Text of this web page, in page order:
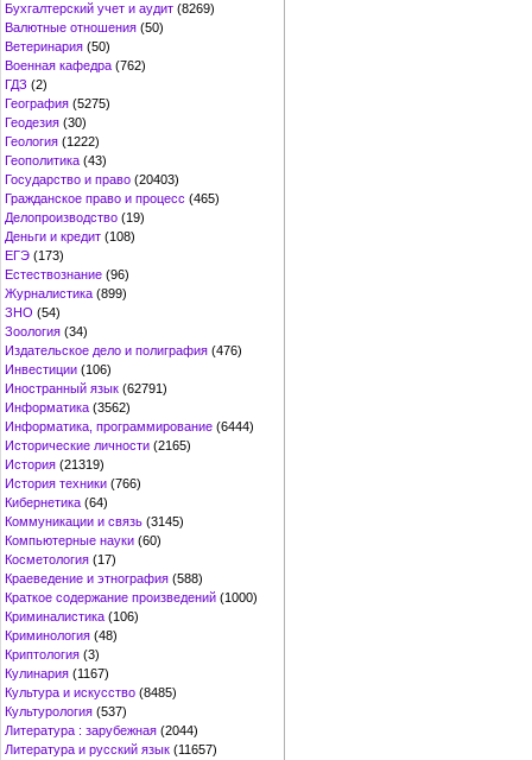
Бухгалтерский учет и аудит (8269)
Валютные отношения (50)
Ветеринария (50)
Военная кафедра (762)
ГДЗ (2)
География (5275)
Геодезия (30)
Геология (1222)
Геополитика (43)
Государство и право (20403)
Гражданское право и процесс (465)
Делопроизводство (19)
Деньги и кредит (108)
ЕГЭ (173)
Естествознание (96)
Журналистика (899)
ЗНО (54)
Зоология (34)
Издательское дело и полиграфия (476)
Инвестиции (106)
Иностранный язык (62791)
Информатика (3562)
Информатика, программирование (6444)
Исторические личности (2165)
История (21319)
История техники (766)
Кибернетика (64)
Коммуникации и связь (3145)
Компьютерные науки (60)
Косметология (17)
Краеведение и этнография (588)
Краткое содержание произведений (1000)
Криминалистика (106)
Криминология (48)
Криптология (3)
Кулинария (1167)
Культура и искусство (8485)
Культурология (537)
Литература : зарубежная (2044)
Литература и русский язык (11657)